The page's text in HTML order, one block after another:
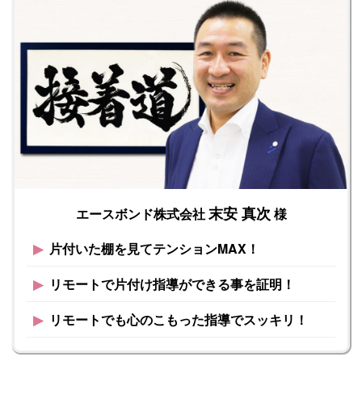
エースボンド株式会社末安 真次 様
▶︎ 片付いた棚を見てテンションMAX！
▶︎ リモートで片付け指導ができる事を証明！
▶︎ リモートでも心のこもった指導でスッキリ！